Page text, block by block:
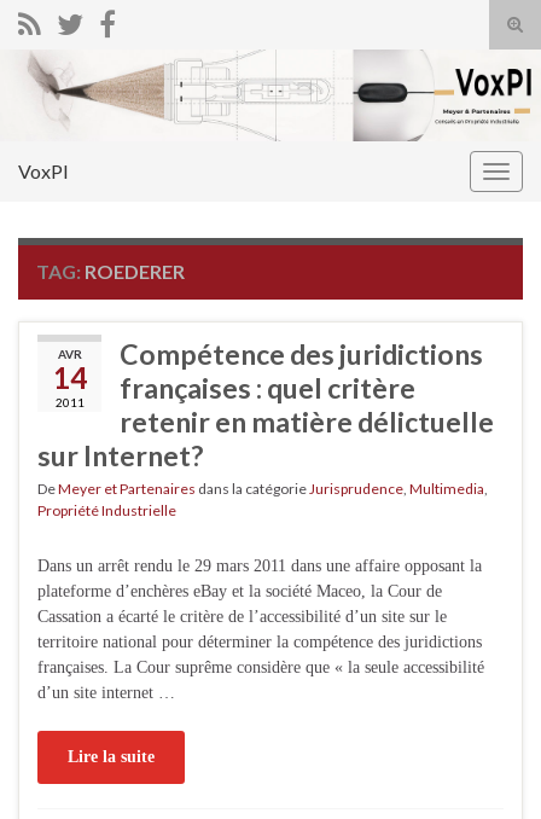
Search for:
VoxPI
TAG: ROEDERER
AVR
14
2011
Compétence des juridictions
françaises : quel critère
retenir en matière délictuelle
sur Internet?
DeMeyer et Partenaires dans la catégorie Jurisprudence Multimedia
Propriété Industrielle
Dans un arrêt rendu le 29 mars 2011 dans une affaire opposant la
plateforme d’enchères eBay et la société Maceo, la Cour de
Cassation a écarté le critère de l’accessibilité d’un site sur le
territoire national pour déterminer la compétence des juridictions
françaises. La Cour suprême considère que « la seule accessibilité
d’un site internet …
Lire la suite